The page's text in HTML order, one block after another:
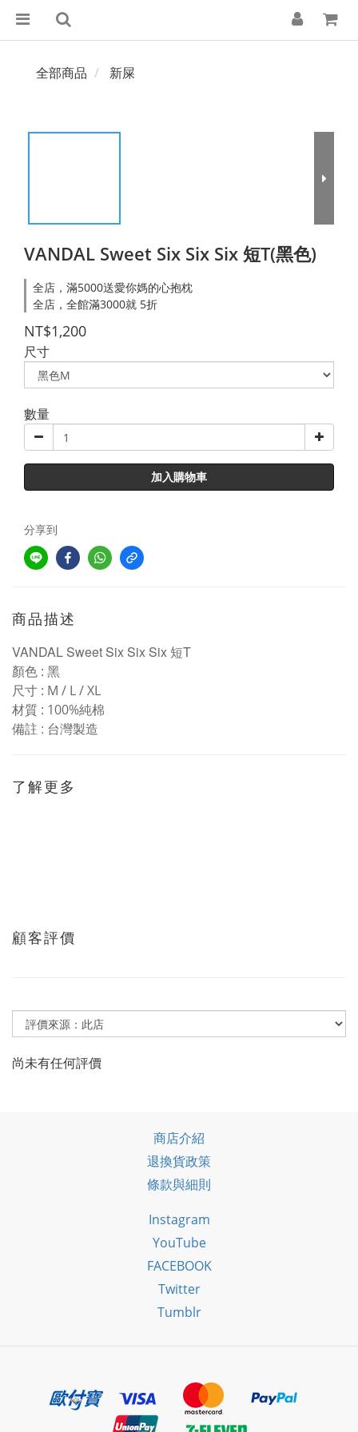
全部商品 新屎
VANDAL Sweet Six Six Six 短T(黑色)
全店，滿5000送愛你媽的心抱枕
全店，全館滿3000就 5折
NT$1,200
尺寸
數量
加入購物車
分享到
商品描述
VANDAL Sweet Six Six Six 短T
顏色 : 黑
尺寸 : M / L / XL
材質 : 100%純棉
備註 : 台灣製造
了解更多
顧客評價
尚未有任何評價
商店介紹
退換貨政策
條款與細則
Instagram
YouTube
FACEBOOK
Twitter
Tumblr